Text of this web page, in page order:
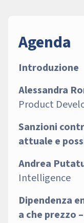
Agenda
Introduzione
Alessandra
Product
Sanzioni
attuale e
Andrea
Intelligence
Dipendenza
a che prezzo